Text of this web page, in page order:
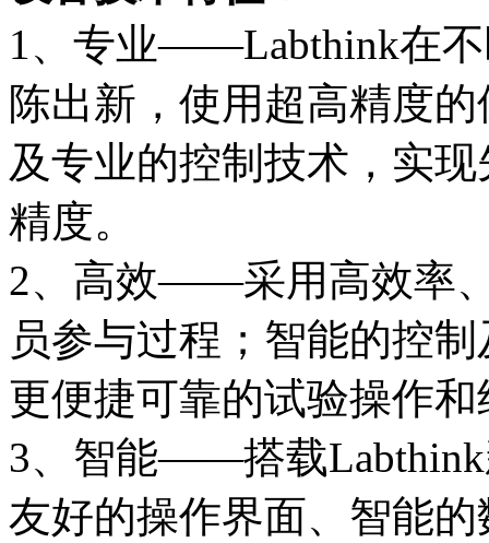
1、专业——Labthink在不
陈出新，使用超高精度
及专业的控制技术，实
精度。
2、高效——采用高效率
员参与过程；智能的控
更便捷可靠的试验操作
3、智能——搭载Labthink
友好的操作界面、智能